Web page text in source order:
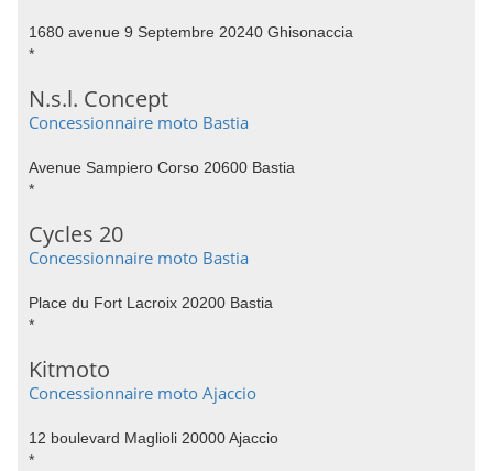
1680 avenue 9 Septembre 20240 Ghisonaccia
*
N.s.l. Concept
Concessionnaire moto Bastia
Avenue Sampiero Corso 20600 Bastia
*
Cycles 20
Concessionnaire moto Bastia
Place du Fort Lacroix 20200 Bastia
*
Kitmoto
Concessionnaire moto Ajaccio
12 boulevard Maglioli 20000 Ajaccio
*